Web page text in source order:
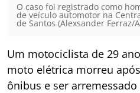
O caso foi registrado como
de veículo automotor na
de Santos (Alexsander Ferraz/
Um motociclista de 29
moto elétrica morreu
ônibus e ser